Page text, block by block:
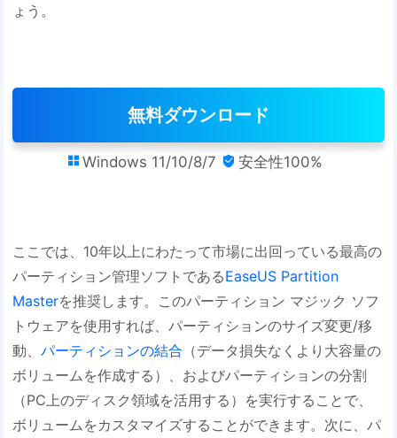
ょう。
無料ダウンロード
 Windows 11/10/8/7  安全性100%
ここでは、10年以上にわたって市場に出回っている最高の
パーティション管理ソフトであるEaseUS Partition
Masterを推奨します。このパーティション マジック ソフ
トウェアを使用すれば、パーティションのサイズ変更/移
動、パーティションの結合 （データ損失なくより大容量の
ボリュームを作成する）、およびパーティションの分割
（PC上のディスク領域を活用する）を実行することで、
ボリュームをカスタマイズすることができます。次に、パ